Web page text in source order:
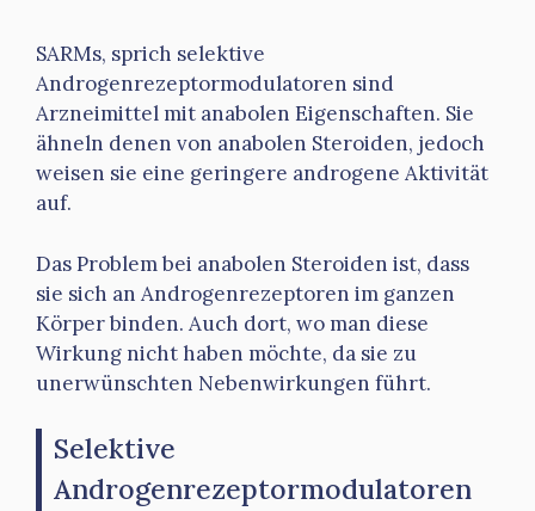
SARMs, sprich selektive
Androgenrezeptormodulatoren sind
Arzneimittel mit anabolen Eigenschaften. Sie
ähneln denen von anabolen Steroiden, jedoch
weisen sie eine geringere androgene Aktivität
auf.
Das Problem bei anabolen Steroiden ist, dass
sie sich an Androgenrezeptoren im ganzen
Körper binden. Auch dort, wo man diese
Wirkung nicht haben möchte, da sie zu
unerwünschten Nebenwirkungen führt.
Selektive
Androgenrezeptormodulatoren